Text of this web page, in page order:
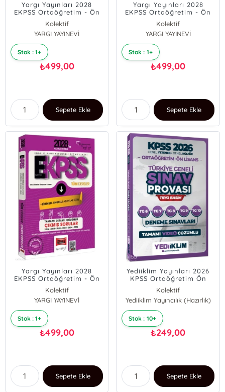
Yargı Yayınları 2028
EKPSS Ortaöğretim - Ön
Lisans - Lisans Tüm
Dersler Genel Görme ve
İşitme 2 Adaylar İçin
Tamamı Detaylı Çözümlü
10 Yıl Çıkmış Sorular
Kolektif
YARGI YAYINEVİ
Stok : 1+
₺499,00
Sepete Ekle
Yargı Yayınları 2028
EKPSS Ortaöğretim - Ön
Lisans - Lisans Tüm
Dersler İşitme 1 Adaylar
İçin Tamamı Detaylı
Çözümlü 10 Yıl Çıkmış
Sorular
Kolektif
YARGI YAYINEVİ
Stok : 1+
₺499,00
Sepete Ekle
Yargı Yayınları 2028
EKPSS Ortaöğretim - Ön
Lisans - Lisans Tüm
Dersler Zihinsel Engelli
Adaylar İçin Tamamı
Detaylı Çözümlü 10 Yıl
Çıkmış Sorular
Kolektif
YARGI YAYINEVİ
Stok : 1+
₺499,00
Sepete Ekle
Yediiklim Yayınları 2026
KPSS Ortaöğretim Ön
Lisans GY-GK Türkiye
Geneli Sınav Provası Tıpkı
Basım 6-7-8-9-10 Deneme
Sınavları Tamamı Video
Çözümlü
Kolektif
Yediiklim Yayıncılık (Hazırlık)
Stok : 10+
₺249,00
Sepete Ekle